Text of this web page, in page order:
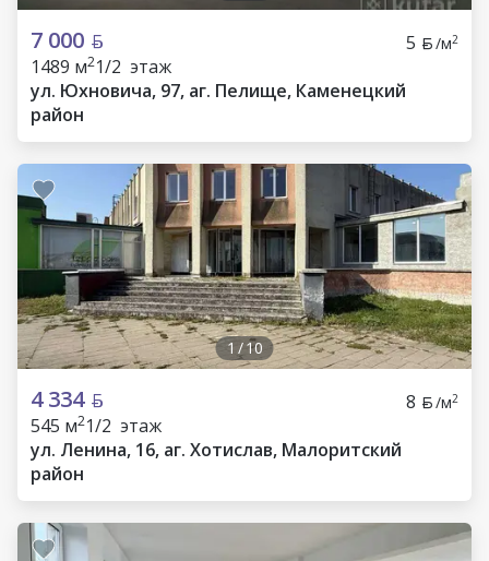
7 000 5 /м2
1489 м21/2 этаж
ул. Юхновича, 97, аг. Пелище, Каменецкий
район
1 /10
4 334 8 /м2
545 м21/2 этаж
ул. Ленина, 16, аг. Хотислав, Малоритский
район